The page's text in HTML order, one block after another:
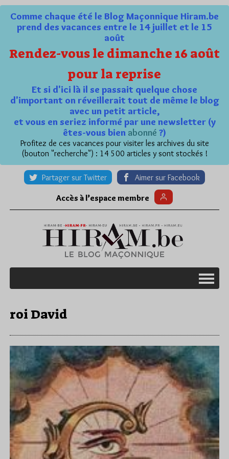
Comme chaque été le Blog Maçonnique Hiram.be
prend des vacances entre le 14 juillet et le 15
août
Rendez-vous le dimanche 16 août
pour la reprise
Et si d'ici là il se passait quelque chose
d'important on réveillerait tout de même le blog
avec un petit article,
et vous en seriez informé par une newsletter (y
êtes-vous bien abonné ?)
Profitez de ces vacances pour visiter les archives du site
(bouton "recherche") : 14 500 articles y sont stockés !
Partager sur Twitter Aimer sur Facebook
Accès à l’espace membre
roi David